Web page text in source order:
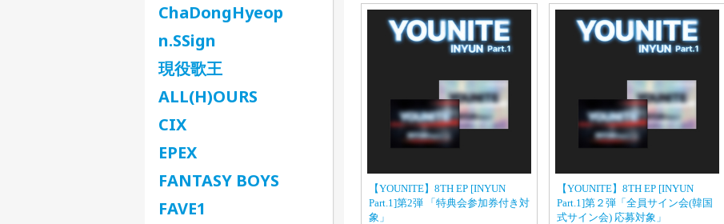
ChaDongHyeop
n.SSign
現役歌王
ALL(H)OURS
CIX
EPEX
FANTASY BOYS
FAVE1
【YOUNITE】8TH EP [INYUN
Part.1]第2弾 「特典会参加券付き対
象」
【YOUNITE】8TH EP [INYUN
Part.1]第２弾「全員サイン会(韓国
式サイン会) 応募対象」